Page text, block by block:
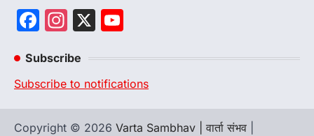
Facebook
Instagram
X
Subscribe
Subscribe to notifications
Copyright © 2026 Varta Sambhav | वार्ता संभव